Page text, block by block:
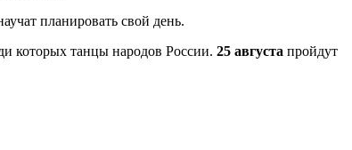
планировать свой день.
которых танцы народов России. 25 августа пройдут